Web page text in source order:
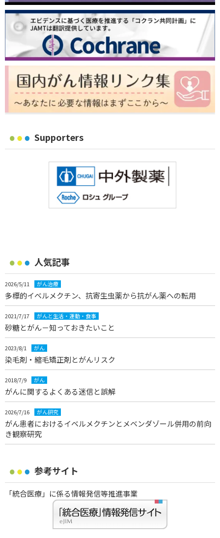
Supporters
人気記事
2026/5/11 がん治療
多標的イベルメクチン、抗寄生虫薬から抗がん薬への転用
2021/7/17 がんと生活・運動・食事
砂糖とがん－知っておきたいこと
2023/8/1 がん
染毛剤・縮毛矯正剤とがんリスク
2018/7/9 がん
がんに関するよくある迷信と誤解
2026/7/16 がん研究
がん患者におけるイベルメクチンとメベンダゾール併用の前向
き観察研究
参考サイト
「統合医療」に係る情報発信等推進事業